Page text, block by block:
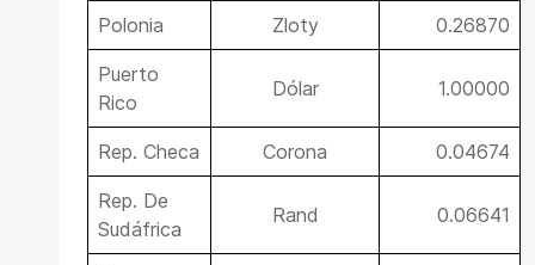
Polonia Zloty 0.26870
Puerto
Rico
Dólar 1.00000
Rep. Checa Corona 0.04674
Rep. De
Sudáfrica
Rand 0.06641